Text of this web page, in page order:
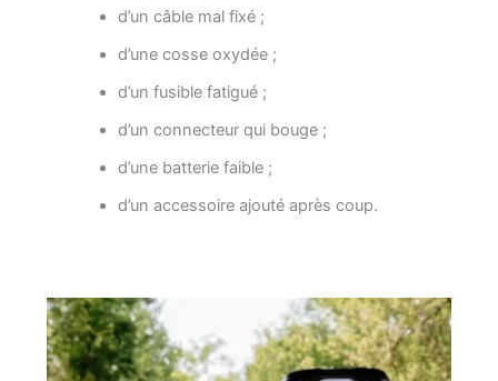
d’un câble mal fixé ;
d’une cosse oxydée ;
d’un fusible fatigué ;
d’un connecteur qui bouge ;
d’une batterie faible ;
d’un accessoire ajouté après coup.